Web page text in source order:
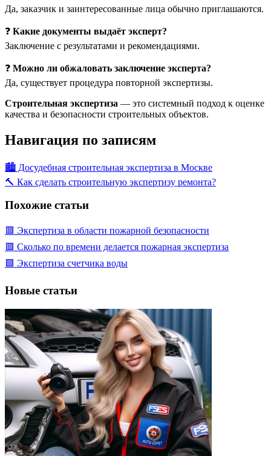
Да, заказчик и заинтересованные лица обычно приглашаются.
❓ Какие документы выдаёт эксперт?
Заключение с результатами и рекомендациями.
❓ Можно ли обжаловать заключение эксперта?
Да, существует процедура повторной экспертизы.
Строительная экспертиза — это системный подход к оценке
качества и безопасности строительных объектов.
Навигация по записям
🏙️ Досудебная строительная экспертиза в Москве
🔨 Как сделать строительную экспертизу ремонта?
Похожие статьи
🟥 Экспертиза в области пожарной безопасности
🟥 Сколько по времени делается пожарная экспертиза
🟩 Экспертиза счетчика воды
Новые статьи